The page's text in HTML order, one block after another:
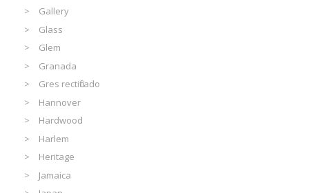
Gallery
Glass
Glem
Granada
Gres rectificado
Hannover
Hardwood
Harlem
Heritage
Jamaica